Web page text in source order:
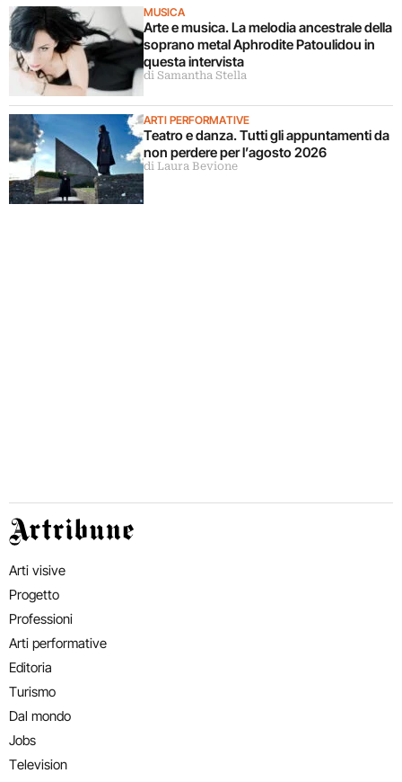
MUSICA
Arte e musica. La melodia ancestrale della
soprano metal Aphrodite Patoulidou in
questa intervista
di Samantha Stella
ARTI PERFORMATIVE
Teatro e danza. Tutti gli appuntamenti da
non perdere per l’agosto 2026
di Laura Bevione
Artribune
Arti visive
Progetto
Professioni
Arti performative
Editoria
Turismo
Dal mondo
Jobs
Television